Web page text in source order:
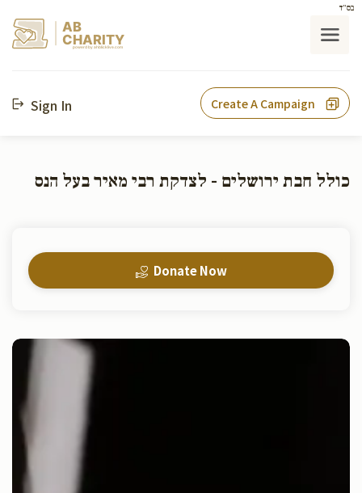
בס"ד
AB
CHARITY
powerd by ahblicklive.com
Sign In Create A Campaign
כולל חבת ירושלים - לצדקת רבי מאיר בעל הנס
Donate Now